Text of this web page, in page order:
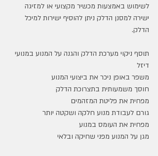
לשימוש באמצעות מכשיר מקצועי או למזיגה
ישירה למסנן הדלק ניתן להוסיף ישירות למיכל
הדלק.
תוסף ניקוי מערכת הדלק והגנה על המנוע במנועי
דיזל
משפר באופן ניכר את ביצועי המנוע
חוסך משמעותית בתצרוכת הדלק
מפחית את פליטת המזהמים
גורם לעבודת מנוע חלקה ושקטה יותר
מפחית את העומס במנוע
מגן על המנוע מפני שחיקה ובלאי